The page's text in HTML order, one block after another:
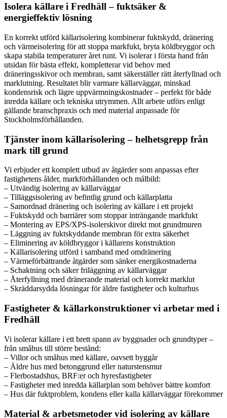
Isolera källare i Fredhäll – fuktsäker &
energieffektiv lösning
En korrekt utförd källarisolering kombinerar fuktskydd, dränering
och värmeisolering för att stoppa markfukt, bryta köldbryggor och
skapa stabila temperaturer året runt. Vi isolerar i första hand från
utsidan för bästa effekt, kompletterar vid behov med
dräneringsskivor och membran, samt säkerställer rätt återfyllnad och
marklutning. Resultatet blir varmare källarväggar, minskad
kondensrisk och lägre uppvärmningskostnader – perfekt för både
inredda källare och tekniska utrymmen. Allt arbete utförs enligt
gällande branschpraxis och med material anpassade för
Stockholmsförhållanden.
Tjänster inom källarisolering – helhetsgrepp från
mark till grund
Vi erbjuder ett komplett utbud av åtgärder som anpassas efter
fastighetens ålder, markförhållanden och målbild:
– Utvändig isolering av källarväggar
– Tilläggsisolering av befintlig grund och källarplatta
– Samordnad dränering och isolering av källare i ett projekt
– Fuktskydd och barriärer som stoppar inträngande markfukt
– Montering av EPS/XPS-isolerskivor direkt mot grundmuren
– Läggning av fuktskyddande membran för extra säkerhet
– Eliminering av köldbryggor i källarens konstruktion
– Källarisolering utförd i samband med omdränering
– Värmeförbättrande åtgärder som sänker energikostnaderna
– Schaktning och säker friläggning av källarväggar
– Återfyllning med dränerande material och korrekt marklut
– Skräddarsydda lösningar för äldre fastigheter och kulturhus
Fastigheter & källarkonstruktioner vi arbetar med i
Fredhäll
Vi isolerar källare i ett brett spann av byggnader och grundtyper –
från småhus till större bestånd:
– Villor och småhus med källare, oavsett byggår
– Äldre hus med betonggrund eller naturstensmur
– Flerbostadshus, BRF:er och hyresfastigheter
– Fastigheter med inredda källarplan som behöver bättre komfort
– Hus där fuktproblem, kondens eller kalla källarväggar förekommer
Material & arbetsmetoder vid isolering av källare